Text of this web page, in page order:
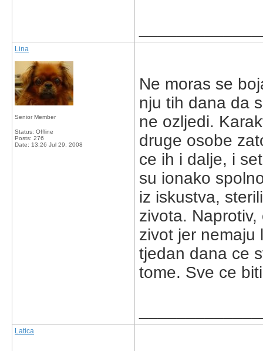
Lina
Senior Member
Status: Offline
Posts: 276
Date: 13:26 Jul 29, 2008
Ne moras se
nju tih dana da
ne ozljedi.
druge osobe
ce ih i dalje, i
su ionako
iz iskustva,
zivota.
zivot jer nemaju
tjedan dana ce
tome. Sve ce
Latica